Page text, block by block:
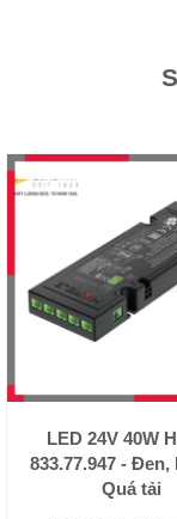
LED 24V 40W
833.77.947 - Đen,
Quá tải